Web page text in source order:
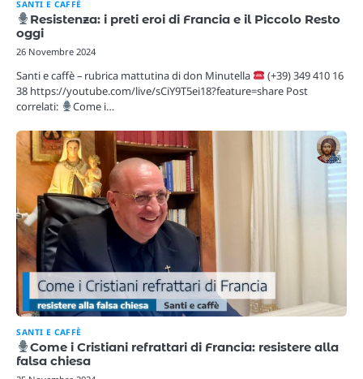
SANTI E CAFFÈ
Resistenza: i preti eroi di Francia e il Piccolo Resto
oggi
26 Novembre 2024
Santi e caffè – rubrica mattutina di don Minutella
(+39) 349 410 16
38 https://youtube.com/live/sCiY9T5ei18?feature=share Post
correlati:
Come i…
SANTI E CAFFÈ
Come i Cristiani refrattari di Francia: resistere alla
falsa chiesa